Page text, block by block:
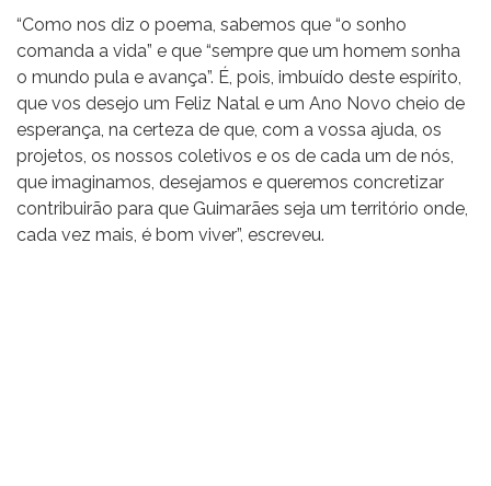
“Como nos diz o poema, sabemos que “o sonho
comanda a vida” e que “sempre que um homem sonha
o mundo pula e avança”. É, pois, imbuído deste espírito,
que vos desejo um Feliz Natal e um Ano Novo cheio de
esperança, na certeza de que, com a vossa ajuda, os
projetos, os nossos coletivos e os de cada um de nós,
que imaginamos, desejamos e queremos concretizar
contribuirão para que Guimarães seja um território onde,
cada vez mais, é bom viver”, escreveu.